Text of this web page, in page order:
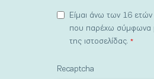
Είμαι άνω των 16
που παρέχω σύμφωνα
της ιστοσελίδας.*
Recaptcha